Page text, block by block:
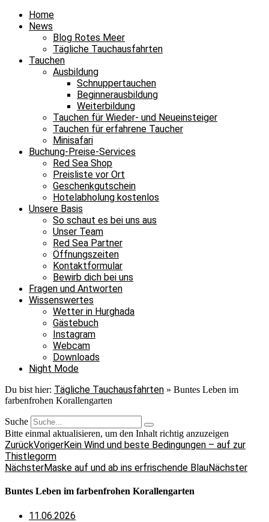
Home
News
Blog Rotes Meer
Tägliche Tauchausfahrten
Tauchen
Ausbildung
Schnuppertauchen
Beginnerausbildung
Weiterbildung
Tauchen für Wieder- und Neueinsteiger
Tauchen für erfahrene Taucher
Minisafari
Buchung-Preise-Services
Red Sea Shop
Preisliste vor Ort
Geschenkgutschein
Hotelabholung kostenlos
Unsere Basis
So schaut es bei uns aus
Unser Team
Red Sea Partner
Öffnungszeiten
Kontaktformular
Bewirb dich bei uns
Fragen und Antworten
Wissenswertes
Wetter in Hurghada
Gästebuch
Instagram
Webcam
Downloads
Night Mode
Du bist hier: Tägliche Tauchausfahrten » Buntes Leben im
farbenfrohen Korallengarten
Suche
Bitte einmal aktualisieren, um den Inhalt richtig anzuzeigen
ZurückVorigerKein Wind und beste Bedingungen – auf zur
Thistlegorm
NächsterMaske auf und ab ins erfrischende BlauNächster
Buntes Leben im farbenfrohen Korallengarten
11.06.2026